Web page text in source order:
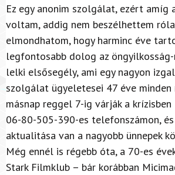
Ez egy anonim szolgálat, ezért amíg
voltam, addig nem beszélhettem
elmondhatom, hogy harminc éve
legfontosabb dolog az
lelki elsősegély, ami egy nagyon
szolgálat ügyeletesei 47 éve
másnap reggel 7-ig várják a
06-80-505-390-es telefonszámon,
aktualitása van a nagyobb ünnepek
Még ennél is régebb óta, a 70-es
Stark Filmklub – bár korábban